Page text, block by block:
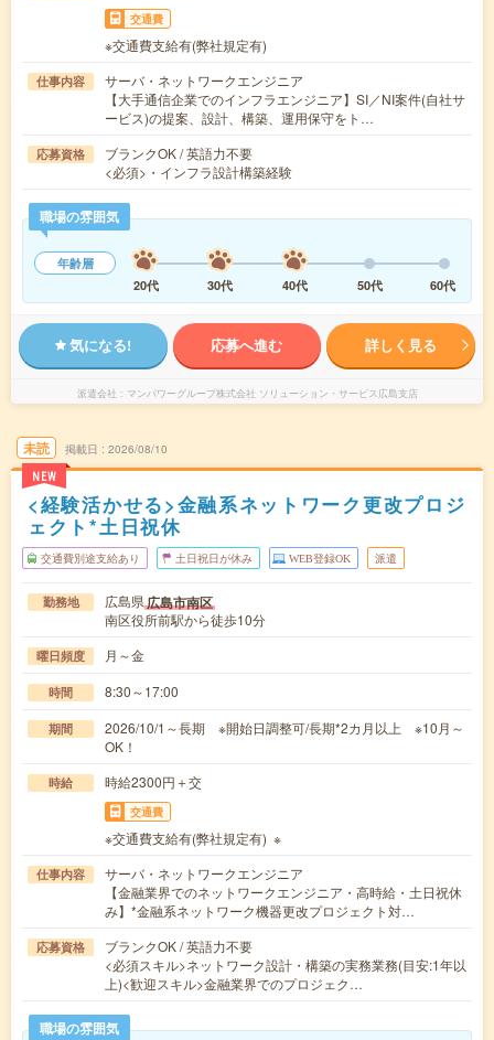
交通費
※交通費支給有(弊社規定有)
仕事内容
サーバ・ネットワークエンジニア
【大手通信企業でのインフラエンジニア】SI／NI案件(自社サ
ービス)の提案、設計、構築、運用保守をト…
応募資格
ブランクOK / 英語力不要
<必須>・インフラ設計構築経験
職場の雰囲気
年齢層
20代
30代 40代 50代 60代
気になる! 応募へ進む 詳しく見る
派遣会社 マンパワーグループ株式会社 ソリューション・サービス広島支店
未読
NEW
掲載日 2026/08/10
<経験活かせる>金融系ネットワーク更改プロジ
ェクト*土日祝休
交通費別途支給あり 土日祝日が休み WEB登録OK 派遣
勤務地 広島県広島市南区
南区役所前駅から徒歩10分
曜日頻度 月～金
時間 8:30～17:00
期間
2026/10/1～長期 ※開始日調整可/長期*2カ月以上 ※10月～
OK！
時給 時給2300円＋交
交通費
※交通費支給有(弊社規定有) ※
仕事内容
サーバ・ネットワークエンジニア
【金融業界でのネットワークエンジニア・高時給・土日祝休
み】*金融系ネットワーク機器更改プロジェクト対…
応募資格
ブランクOK / 英語力不要
<必須スキル>ネットワーク設計・構築の実務業務(目安:1年以
上)<歓迎スキル>金融業界でのプロジェク…
職場の雰囲気